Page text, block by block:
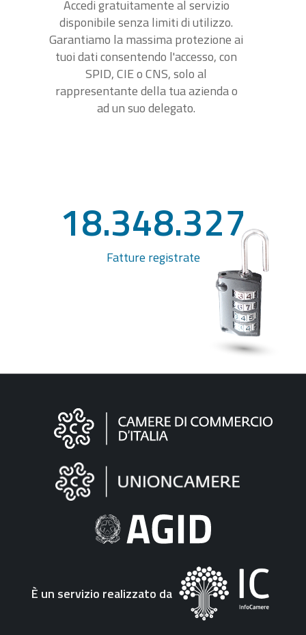
Accedi gratuitamente al servizio
disponibile senza limiti di utilizzo.
Garantiamo la massima protezione ai
tuoi dati consentendo l'accesso, con
SPID, CIE o CNS, solo al
rappresentante della tua azienda o
ad un suo delegato.
18.348.327
Fatture registrate
Informazioni
"Fattura
Elettronica"
È un servizio realizzato da